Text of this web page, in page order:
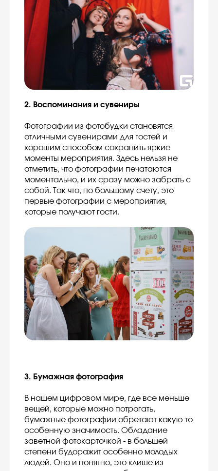
2. Воспоминания и сувениры
Фотографии из фотобудки становятся
отличными сувенирами для гостей и
хорошим способом сохранить яркие
моменты мероприятия. Здесь нельзя не
отметить, что фотографии печатаются
моментально, и их сразу можно забрать с
собой. Так что, по большому счету, это
первые фотографии с мероприятия,
которые получают гости.
3. Бумажная фотография
В нашем цифровом мире, где все меньше
вещей, которые можно потрогать,
бумажные фотографии обретают какую то
особенную значимость. Обладание
заветной фотокарточкой - в большей
степени будоражит особенно молодых
людей. Оно и понятно, это клише из